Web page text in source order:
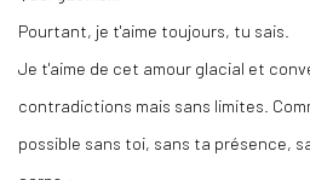
Pourtant, je t'aime toujours, tu sais.
Je t'aime de cet amour glacial et
contradictions mais sans limites.
possible sans toi, sans ta présence,